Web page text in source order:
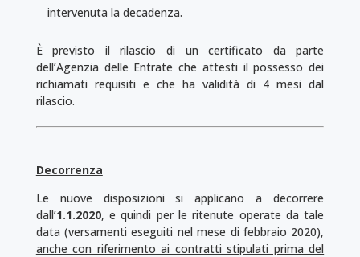
intervenuta la decadenza.
È previsto il rilascio di un certificato da parte
dell’Agenzia delle Entrate che attesti il possesso dei
richiamati requisiti e che ha validità di 4 mesi dal
rilascio.
Decorrenza
Le nuove disposizioni si applicano a decorrere
dall’1.1.2020, e quindi per le ritenute operate da tale
data (versamenti eseguiti nel mese di febbraio 2020),
anche con riferimento ai contratti stipulati prima del